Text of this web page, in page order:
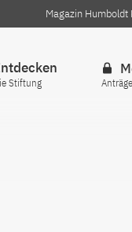
Magazin Humboldt
Stiftung